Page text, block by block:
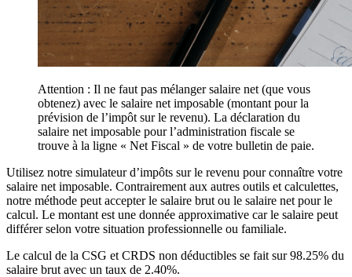
Attention : Il ne faut pas mélanger salaire net (que vous
obtenez) avec le salaire net imposable (montant pour la
prévision de l’impôt sur le revenu). La déclaration du
salaire net imposable pour l’administration fiscale se
trouve à la ligne « Net Fiscal » de votre bulletin de paie.
Utilisez notre simulateur d’impôts sur le revenu pour connaître votre
salaire net imposable. Contrairement aux autres outils et calculettes,
notre méthode peut accepter le salaire brut ou le salaire net pour le
calcul. Le montant est une donnée approximative car le salaire peut
différer selon votre situation professionnelle ou familiale.
Le calcul de la CSG et CRDS non déductibles se fait sur 98.25% du
salaire brut avec un taux de 2.40%.